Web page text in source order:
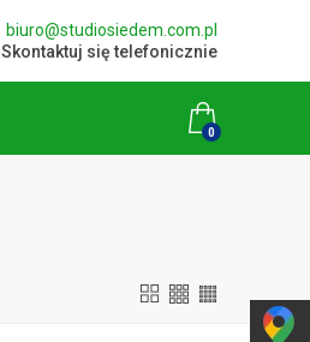
biuro@studiosiedem.com.pl
Skontaktuj się telefonicznie
0